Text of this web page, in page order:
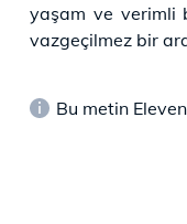
yaşam ve verimli
vazgeçilmez bir
Bu metin